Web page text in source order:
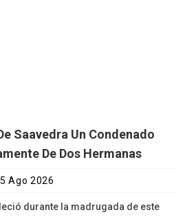
Saavedra Un Condenado
De Dos Hermanas
Ago 2026
durante la madrugada de este